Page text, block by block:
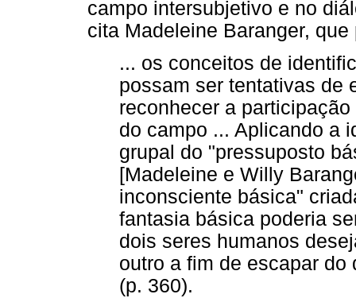
campo intersubjetivo e no
cita Madeleine Baranger, que
... os conceitos de
possam ser tentativas de
reconhecer a
do campo ... Aplicando a
grupal do "pressuposto
[Madeleine e Willy
inconsciente básica"
fantasia básica poderia
dois seres humanos
outro a fim de escapar
(p. 360).